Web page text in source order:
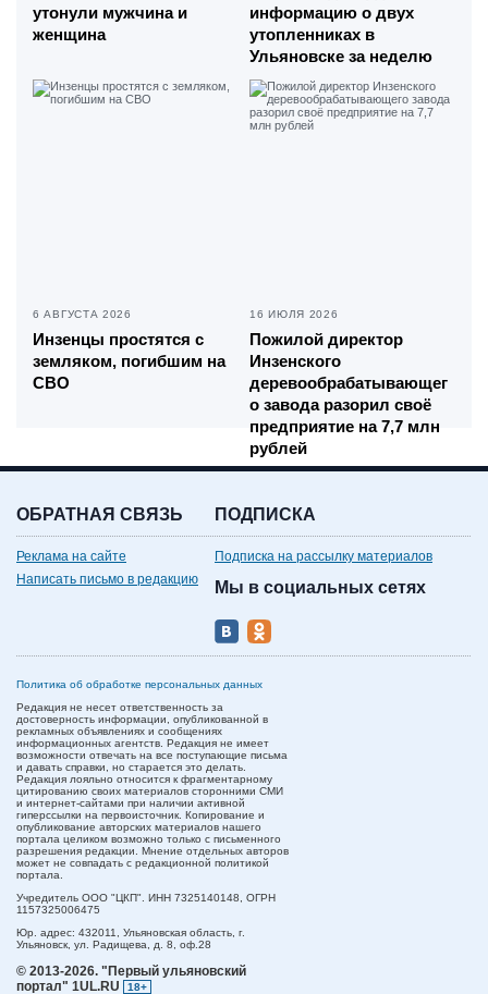
утонули мужчина и
женщина
информацию о двух
утопленниках в
Ульяновске за неделю
6 АВГУСТА 2026
Инзенцы простятся с
земляком, погибшим на
СВО
16 ИЮЛЯ 2026
Пожилой директор
Инзенского
деревообрабатывающег
о завода разорил своё
предприятие на 7,7 млн
рублей
ОБРАТНАЯ СВЯЗЬ
Реклама на сайте
Написать письмо в редакцию
ПОДПИСКА
Подписка на рассылку материалов
Мы в социальных сетях
Политика об обработке персональных данных
Редакция не несет ответственность за
достоверность информации, опубликованной в
рекламных объявлениях и сообщениях
информационных агентств. Редакция не имеет
возможности отвечать на все поступающие письма
и давать справки, но старается это делать.
Редакция лояльно относится к фрагментарному
цитированию своих материалов сторонними СМИ
и интернет-сайтами при наличии активной
гиперссылки на первоисточник. Копирование и
опубликование авторских материалов нашего
портала целиком возможно только с письменного
разрешения редакции. Мнение отдельных авторов
может не совпадать с редакционной политикой
портала.
Учредитель ООО "ЦКП". ИНН 7325140148, ОГРН
1157325006475
Юр. адрес: 432011, Ульяновская область, г.
Ульяновск, ул. Радищева, д. 8, оф.28
© 2013-2026. "Первый ульяновский
портал" 1UL.RU
18+